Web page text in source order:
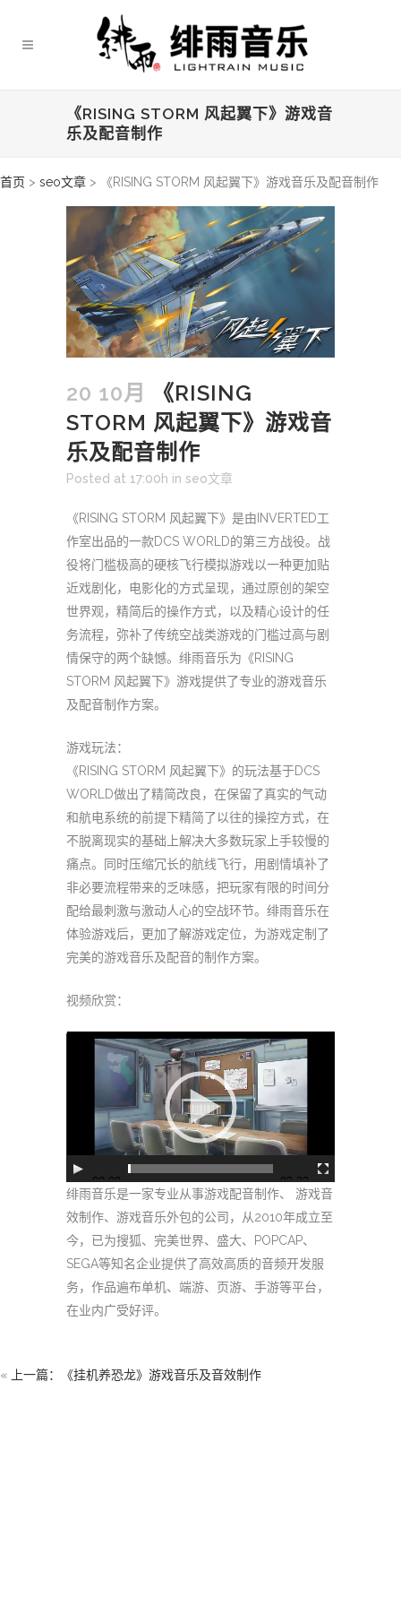
《RISING STORM 风起翼下》游戏音
乐及配音制作
首页 > seo文章 > 《RISING STORM 风起翼下》游戏音乐及配音制作
20 10月
《RISING
STORM 风起翼下》游戏音
乐及配音制作
Posted at 17:00h in seo文章
《RISING STORM 风起翼下》是由INVERTED工
作室出品的一款DCS WORLD的第三方战役。战
役将门槛极高的硬核飞行模拟游戏以一种更加贴
近戏剧化，电影化的方式呈现，通过原创的架空
世界观，精简后的操作方式，以及精心设计的任
务流程，弥补了传统空战类游戏的门槛过高与剧
情保守的两个缺憾。绯雨音乐为《RISING
STORM 风起翼下》游戏提供了专业的游戏音乐
及配音制作方案。
游戏玩法：
《RISING STORM 风起翼下》的玩法基于DCS
WORLD做出了精简改良，在保留了真实的气动
和航电系统的前提下精简了以往的操控方式，在
不脱离现实的基础上解决大多数玩家上手较慢的
痛点。同时压缩冗长的航线飞行，用剧情填补了
非必要流程带来的乏味感，把玩家有限的时间分
配给最刺激与激动人心的空战环节。绯雨音乐在
体验游戏后，更加了解游戏定位，为游戏定制了
完美的游戏音乐及配音的制作方案。
视频欣赏：
00:00 03:33
绯雨音乐是一家专业从事游戏配音制作、 游戏音
效制作、游戏音乐外包的公司，从2010年成立至
今，已为搜狐、完美世界、盛大、POPCAP、
SEGA等知名企业提供了高效高质的音频开发服
务，作品遍布单机、端游、页游、手游等平台，
在业内广受好评。
« 上一篇：《挂机养恐龙》游戏音乐及音效制作